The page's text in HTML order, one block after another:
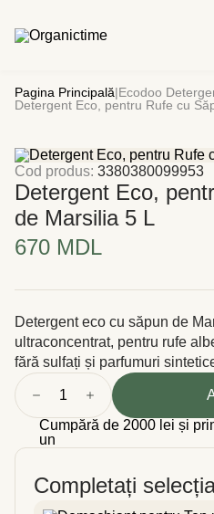
Pagina Principală|Ecodoo
Detergent Eco, pentru Rufe cu
Cod produs: 3380380099953
Detergent Eco,
de Marsilia 5 L
670 MDL
Detergent eco cu săpun de
ultraconcentrat, pentru rufe
fără sulfați și parfumuri
1
Cumpără de 2000 lei și
un
Completați